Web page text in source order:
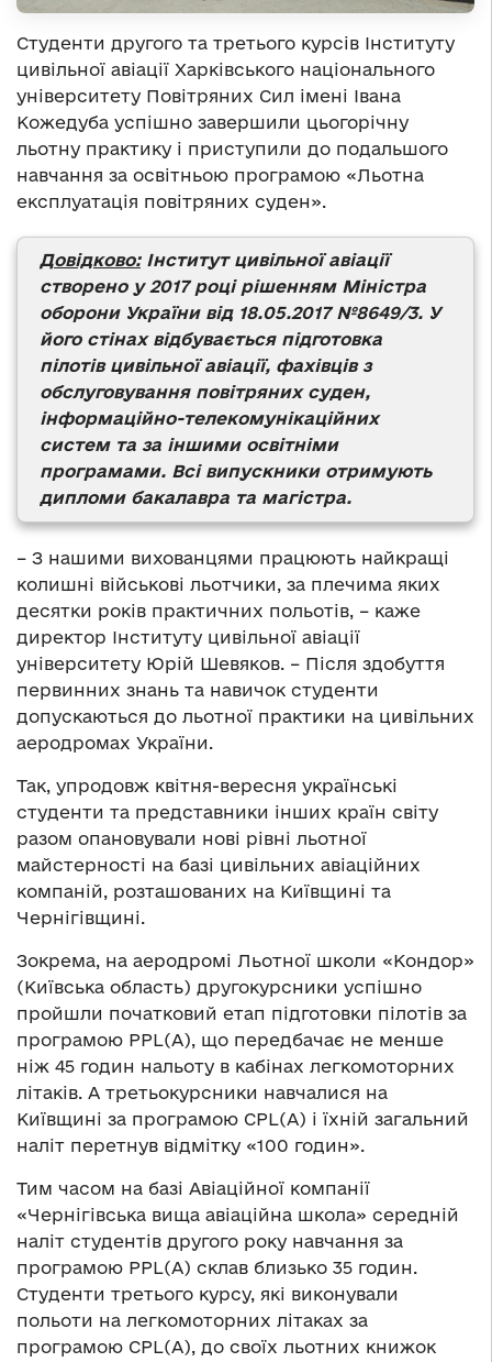
Студенти другого та третього курсів Інституту
цивільної авіації Харківського національного
університету Повітряних Сил імені Івана
Кожедуба успішно завершили цьогорічну
льотну практику і приступили до подальшого
навчання за освітньою програмою «Льотна
експлуатація повітряних суден».
Довідково:Інститут цивільної авіації
створено у 2017 році рішенням Міністра
оборони України від 18.05.2017 №8649/3. У
його стінах відбувається підготовка
пілотів цивільної авіації, фахівців з
обслуговування повітряних суден,
інформаційно-телекомунікаційних
систем та за іншими освітніми
програмами. Всі випускники отримують
дипломи бакалавра та магістра.
– З нашими вихованцями працюють найкращі
колишні військові льотчики, за плечима яких
десятки років практичних польотів, – каже
директор Інституту цивільної авіації
університету Юрій Шевяков. – Після здобуття
первинних знань та навичок студенти
допускаються до льотної практики на цивільних
аеродромах України.
Так, упродовж квітня-вересня українські
студенти та представники інших країн світу
разом опановували нові рівні льотної
майстерності на базі цивільних авіаційних
компаній, розташованих на Київщині та
Чернігівщині.
Зокрема, на аеродромі Льотної школи «Кондор»
(Київська область) другокурсники успішно
пройшли початковий етап підготовки пілотів за
програмою PPL(А), що передбачає не менше
ніж 45 годин нальоту в кабінах легкомоторних
літаків. А третьокурсники навчалися на
Київщині за програмою СPL(А) і їхній загальний
наліт перетнув відмітку «100 годин».
Тим часом на базі Авіаційної компанії
«Чернігівська вища авіаційна школа» середній
наліт студентів другого року навчання за
програмою PPL(А) склав близько 35 годин.
Студенти третього курсу, які виконували
польоти на легкомоторних літаках за
програмою СPL(А), до своїх льотних книжок